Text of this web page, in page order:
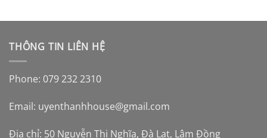
THÔNG TIN LIÊN HỆ
Phone: 079 232 2310
Email: uyenthanhhouse@gmail.com
Địa chỉ: 50 Nguyễn Thị Nghĩa, Đà Lạt, Lâm Đồng